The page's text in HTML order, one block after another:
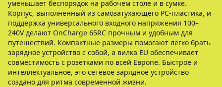
уменьшает беспорядок на рабочем столе и в сумке.
Корпус, выполненный из самозатухающего PC-пластика, и
поддержка универсального входного напряжения 100–
240V делают OnCharge 65RC прочным и удобным для
путешествий. Компактные размеры помогают легко брать
зарядное устройство с собой, а вилка EU обеспечивает
совместимость с розетками по всей Европе. Быстрое и
интеллектуальное, это сетевое зарядное устройство
создано для ритма современной жизни.